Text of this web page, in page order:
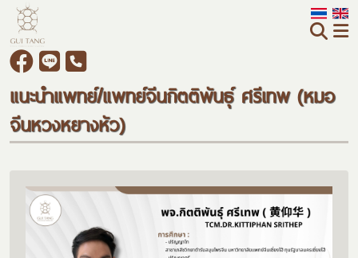
แนะนำแพทย์/แพทย์จีนกิตติพันธุ์ ศรีเทพ (หมอ
จีนหวงหยางหัว)